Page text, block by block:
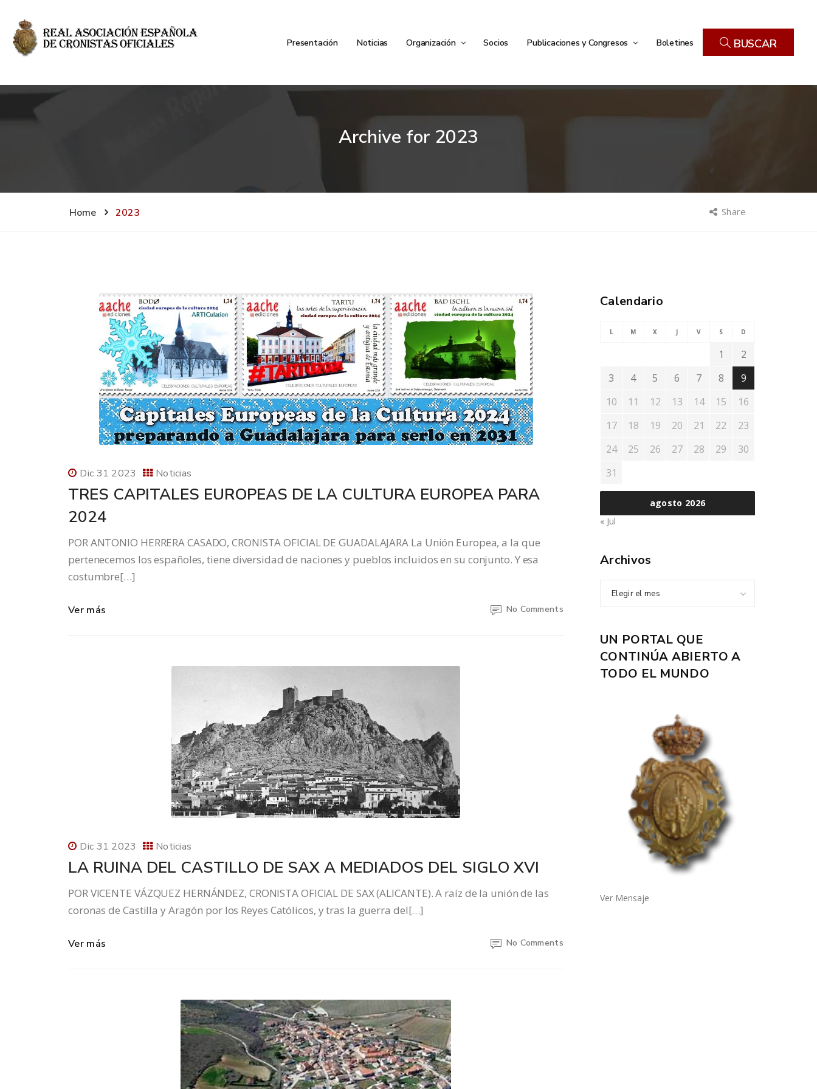
Presentación Noticias Organización Socios Publicaciones y Congresos Boletines BUSCAR
Archive for 2023
Home 2023 Share
Dic 31 2023 Noticias
TRES CAPITALES EUROPEAS DE LA CULTURA EUROPEA PARA
2024
POR ANTONIO HERRERA CASADO, CRONISTA OFICIAL DE GUADALAJARA La Unión Europea, a la que
pertenecemos los españoles, tiene diversidad de naciones y pueblos incluidos en su conjunto. Y esa
costumbre[…]
Ver más No Comments
Dic 31 2023 Noticias
LA RUINA DEL CASTILLO DE SAX A MEDIADOS DEL SIGLO XVI
POR VICENTE VÁZQUEZ HERNÁNDEZ, CRONISTA OFICIAL DE SAX (ALICANTE). A raíz de la unión de las
coronas de Castilla y Aragón por los Reyes Católicos, y tras la guerra del[…]
Ver más No Comments
Calendario
agosto 2026
L M X J V S D
1
2
3
4 5 6 7 8
9
10
11 12 13 14 15
16
17
18 19 20 21 22
23
24
25 26 27 28 29
30
31
« Jul
Archivos
Elegir el mes
UN PORTAL QUE
CONTINÚA ABIERTO A
TODO EL MUNDO
Ver Mensaje